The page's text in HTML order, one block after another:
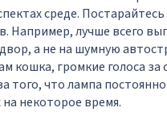
среде.
Например, лучше всего
а не на шумную
кошка, громкие голоса
того, что лампа
некоторое время.